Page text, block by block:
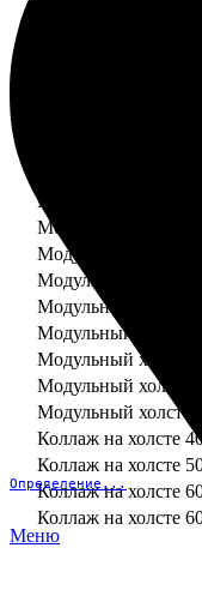
Определение...
Меню
Модульный холст из
Модульный холст из
Модульный холст из
Модульный холст из
Модульный холст
Модульный холст
Модульный холст
Модульный холст
Модульный холст
Коллаж на холсте
Коллаж на холсте
Коллаж на холсте
Коллаж на холсте